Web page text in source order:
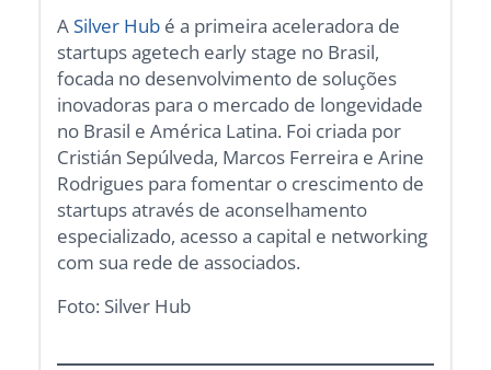
ASilver Hub é a primeira aceleradora de
startups agetech early stage no Brasil,
focada no desenvolvimento de soluções
inovadoras para o mercado de longevidade
no Brasil e América Latina. Foi criada por
Cristián Sepúlveda, Marcos Ferreira e Arine
Rodrigues para fomentar o crescimento de
startups através de aconselhamento
especializado, acesso a capital e networking
com sua rede de associados.
Foto: Silver Hub